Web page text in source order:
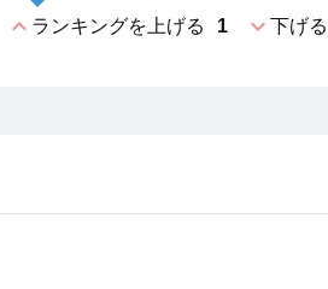
expand_lessランキングを上げる 1 expand_more下げる